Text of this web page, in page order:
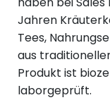
Jahren
Tees,
aus
Produkt ist
laborgeprüft.